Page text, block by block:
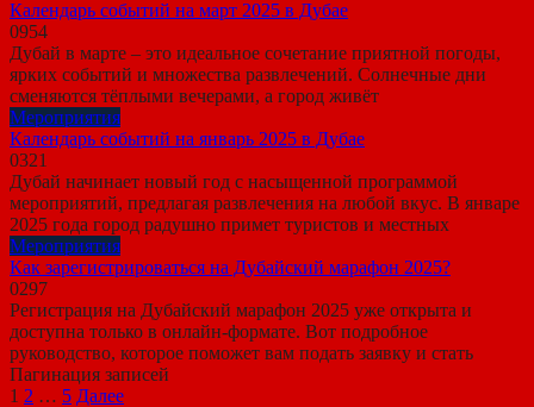
Календарь событий на март 2025 в Дубае
0954
Дубай в марте – это идеальное сочетание приятной погоды,
ярких событий и множества развлечений. Солнечные дни
сменяются тёплыми вечерами, а город живёт
Мероприятия
Календарь событий на январь 2025 в Дубае
0321
Дубай начинает новый год с насыщенной программой
мероприятий, предлагая развлечения на любой вкус. В январе
2025 года город радушно примет туристов и местных
Мероприятия
Как зарегистрироваться на Дубайский марафон 2025?
0297
Регистрация на Дубайский марафон 2025 уже открыта и
доступна только в онлайн-формате. Вот подробное
руководство, которое поможет вам подать заявку и стать
Пагинация записей
1 2 … 5 Далее